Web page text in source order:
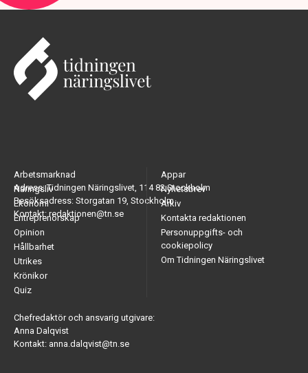
Adress: Tidningen Näringslivet, 114 82 Stockholm
Besöksadress: Storgatan 19, Stockholm
Kontakt: redaktionen@tn.se
Arbetsmarknad
Näringsliv
Ekonomi
Entreprenörskap
Opinion
Hållbarhet
Utrikes
Krönikor
Quiz
Appar
Nyhetsbrev
Arkiv
Kontakta redaktionen
Personuppgifts- och
cookiepolicy
Om Tidningen Näringslivet
Chefredaktör och ansvarig utgivare:
Anna Dalqvist
Kontakt: anna.dalqvist@tn.se